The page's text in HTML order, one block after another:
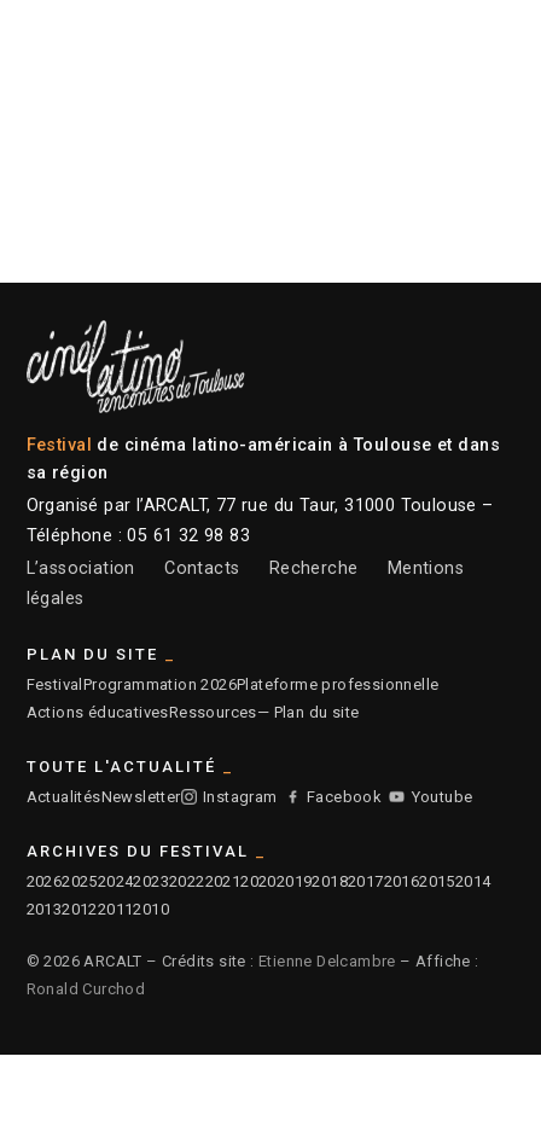
Festival de cinéma latino-américain à Toulouse et dans
sa région
Organisé par l’ARCALT, 77 rue du Taur, 31000 Toulouse –
Téléphone : 05 61 32 98 83
L’association
Contacts Recherche
Mentions
légales
PLAN DU SITE
Festival Programmation 2026Plateforme professionnelle
Actions éducativesRessources— Plan du site
TOUTE L'ACTUALITÉ
ActualitésNewsletter Instagram Facebook Youtube
ARCHIVES DU FESTIVAL
2026202520242023202220212020201920182017201620152014
2013201220112010
© 2026 ARCALT – Crédits site : Etienne Delcambre – Affiche :
Ronald Curchod